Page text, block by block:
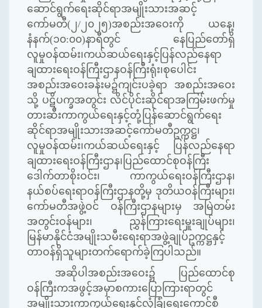
ဆောင်ရွက်ရေးဆိုင်ရာအမျိုးသားအဆင့်
ကော်မတီ(၂/၂၀၂၅)အစည်းအဝေးကို ယနေ့၊
နံနက်(၁၀:၀၀)နာရီတွင် နေပြည်တော်ရှိ
လူမှုဝန်ထမ်း၊ကယ်ဆယ်ရေးနှင့်ပြန်လည်နေရာ
ချထားရေးဝန်ကြီးဌာနဝန်ကြီးရုံး၊စုပေါင်း
အစည်းအဝေးခန်းမ၌ကျင်းပခဲ့ရာ အစည်းအဝေး
သို့ ပဋိပက္ခအတွင်း လိင်ပိုင်းဆိုင်ရာအကြမ်းဖက်မှု
တားဆီးကာကွယ်ရေးနှင့်တုံ့ပြန်ဆောင်ရွက်ရေး
ဆိုင်ရာအမျိုးသားအဆင့်ကော်မတီဥက္ကဋ္ဌ၊
လူမှုဝန်ထမ်း၊ကယ်ဆယ်ရေးနှင့် ပြန်လည်နေရာ
ချထားရေးဝန်ကြီးဌာန၊ပြည်ထောင်စုဝန်ကြီး
ဒေါက်တာစိုးဝင်း၊ ကာကွယ်ရေးဝန်ကြီးဌာန၊
နယ်စပ်ရေးရာဝန်ကြီးဌာနတို့မှ ဒုတိယဝန်ကြီးများ၊
ကော်မတီအဖွဲ့ဝင် ဝန်ကြီးဌာနများမှ အမြဲတမ်း
အတွင်းဝန်များ၊ ညွှန်ကြားရေးမှူးချုပ်များ၊
မြန်မာနိုင်ငံအမျိုးသမီးရေးရာအဖွဲ့ချုပ်ဥက္ကဋ္ဌနှင့်
တာဝန်ရှိသူများတက်ရောက်ခဲ့ကြပါသည်။
အဆိုပါအစည်းအဝေး၌ ပြည်ထောင်စု
ဝန်ကြီးကအဖွင့်အမှာစကားပြောကြားရာတွင်
အမျိုးသားကာကွယ်ရေးနှင့်လုံခြုံရေးကောင်စီ